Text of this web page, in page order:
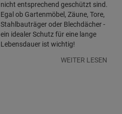
nicht entsprechend geschützt sind.
Egal ob Gartenmöbel, Zäune, Tore,
Stahlbauträger oder Blechdächer -
ein idealer Schutz für eine lange
Lebensdauer ist wichtig!
WEITER LESEN